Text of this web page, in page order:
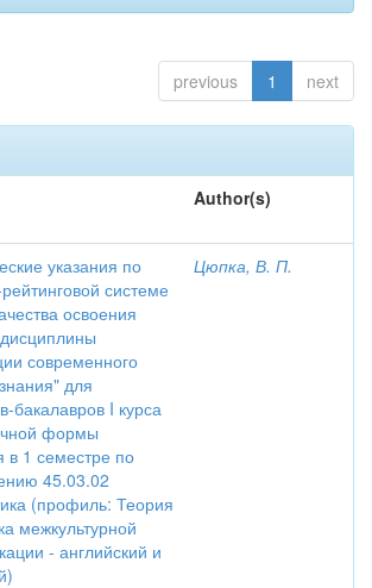
previous 1 next
Author(s)
указания по
системе
освоения
современного
для
бакалавров I курса
формы
в 1 семестре по
45.03.02
(профиль: Теория
межкультурной
- английский и
Цюпка, В. П.